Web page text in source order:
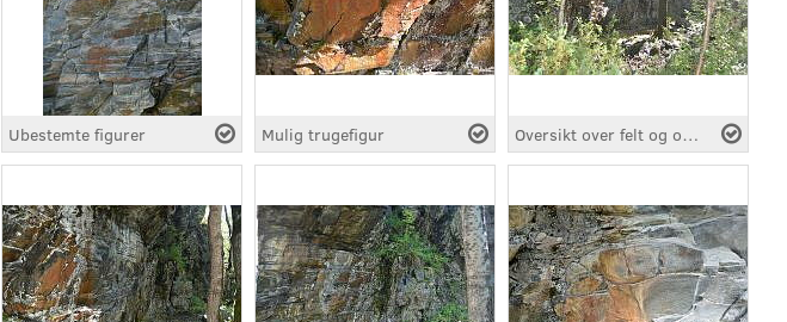
Ubestemte figurer Mulig trugefigur Oversikt over felt og område